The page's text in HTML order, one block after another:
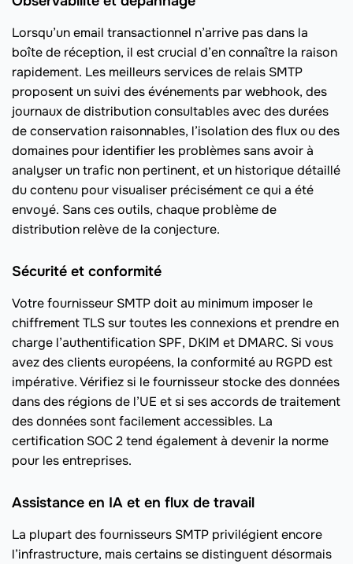
Lorsqu’un email transactionnel n’arrive pas dans la
boîte de réception, il est crucial d’en connaître la raison
rapidement. Les meilleurs services de relais SMTP
proposent un suivi des événements par webhook, des
journaux de distribution consultables avec des durées
de conservation raisonnables, l’isolation des flux ou des
domaines pour identifier les problèmes sans avoir à
analyser un trafic non pertinent, et un historique détaillé
du contenu pour visualiser précisément ce qui a été
envoyé. Sans ces outils, chaque problème de
distribution relève de la conjecture.
Sécurité et conformité
Votre fournisseur SMTP doit au minimum imposer le
chiffrement TLS sur toutes les connexions et prendre en
charge l’authentification SPF, DKIM et DMARC. Si vous
avez des clients européens, la conformité au RGPD est
impérative. Vérifiez si le fournisseur stocke des données
dans des régions de l’UE et si ses accords de traitement
des données sont facilement accessibles. La
certification SOC 2 tend également à devenir la norme
pour les entreprises.
Assistance en IA et en flux de travail
La plupart des fournisseurs SMTP privilégient encore
l’infrastructure, mais certains se distinguent désormais